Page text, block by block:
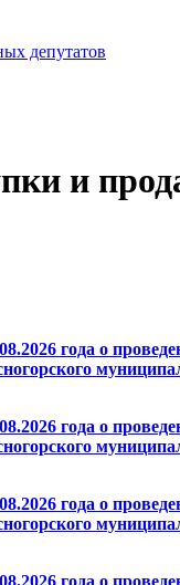
депутатов
и
года о
года о
года о